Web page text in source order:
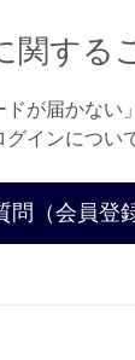
関する
ドが届かな
インについ
問（会員登